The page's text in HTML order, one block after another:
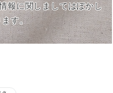
報に関しましてはぼかし
す。